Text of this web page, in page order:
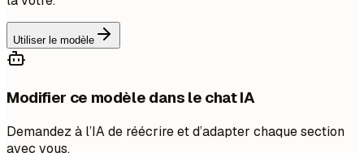
Utiliser le modèle
Modifier ce modèle dans le chat IA
Demandez à l’IA de réécrire et d’adapter chaque section
avec vous.